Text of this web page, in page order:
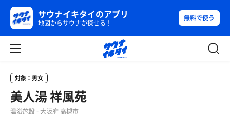
サウナイキタイのアプリ
地図からサウナが探せる！
無料で使う
対象：男女
美人湯 祥風苑
温浴施設 - 大阪府 高槻市